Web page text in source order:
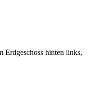
Erdgeschoss hinten links,